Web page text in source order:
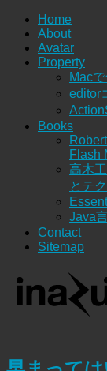
Home
About
Avatar
Property
Mac
editor
Books
Flash
高木
とテ
Java
Contact
Sitemap